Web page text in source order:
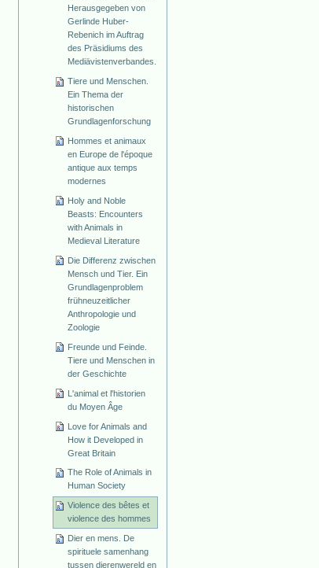
Herausgegeben von
Gerlinde Huber-
Rebenich im Auftrag
des Präsidiums des
Mediävistenverbandes.
Tiere und Menschen.
Ein Thema der
historischen
Grundlagenforschung
Hommes et animaux
en Europe de l'époque
antique aux temps
modernes
Holy and Noble
Beasts: Encounters
with Animals in
Medieval Literature
Die Differenz zwischen
Mensch und Tier. Ein
Grundlagenproblem
frühneuzeitlicher
Anthropologie und
Zoologie
Freunde und Feinde.
Tiere und Menschen in
der Geschichte
L'animal et l'historien
du Moyen Âge
Love for Animals and
How it Developed in
Great Britain
The Role of Animals in
Human Society
Violence des bêtes et
violence des hommes
Dier en mens. De
spirituele samenhang
tussen dierenwereld en